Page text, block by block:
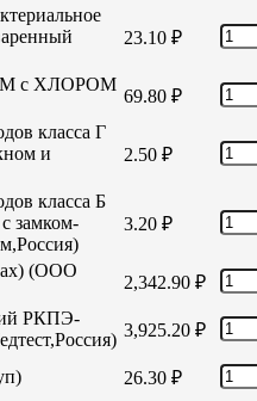
23.10 ₽
М с ХЛОРОМ
69.80 ₽
класса Г
и
2.50 ₽
класса Б
замком-
3.20 ₽
(ООО
2,342.90 ₽
РКПЭ-
3,925.20 ₽
26.30 ₽